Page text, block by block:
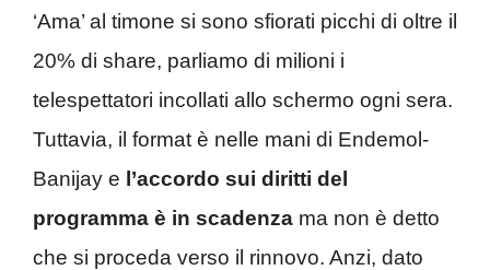
‘Ama’ al timone si sono sfiorati picchi di oltre il
20% di share, parliamo di milioni i
telespettatori incollati allo schermo ogni sera.
Tuttavia, il format è nelle mani di Endemol-
Banijay e l’accordo sui diritti del
programma è in scadenza ma non è detto
che si proceda verso il rinnovo. Anzi, dato